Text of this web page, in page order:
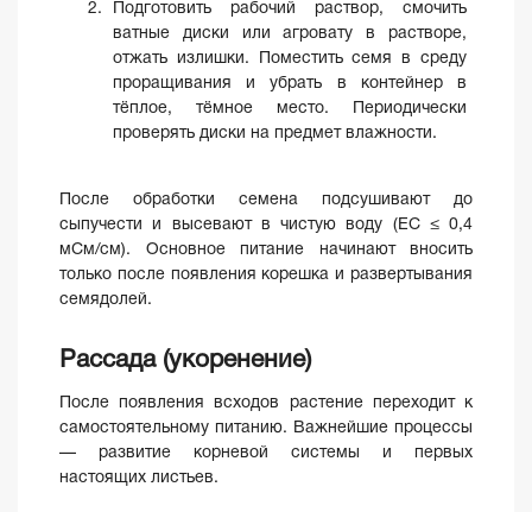
Подготовить рабочий раствор, смочить
ватные диски или агровату в растворе,
отжать излишки. Поместить семя в среду
проращивания и убрать в контейнер в
тёплое, тёмное место. Периодически
проверять диски на предмет влажности.
После обработки семена подсушивают до
сыпучести и высевают в чистую воду (EC ≤ 0,4
мСм/см). Основное питание начинают вносить
только после появления корешка и развертывания
семядолей.
Рассада (укоренение)
После появления всходов растение переходит к
самостоятельному питанию. Важнейшие процессы
— развитие корневой системы и первых
настоящих листьев.